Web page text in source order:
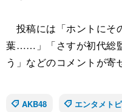
投稿には「ホントにそ
葉……」「さすが初代総
う」などのコメントが寄
AKB48
エンタメト